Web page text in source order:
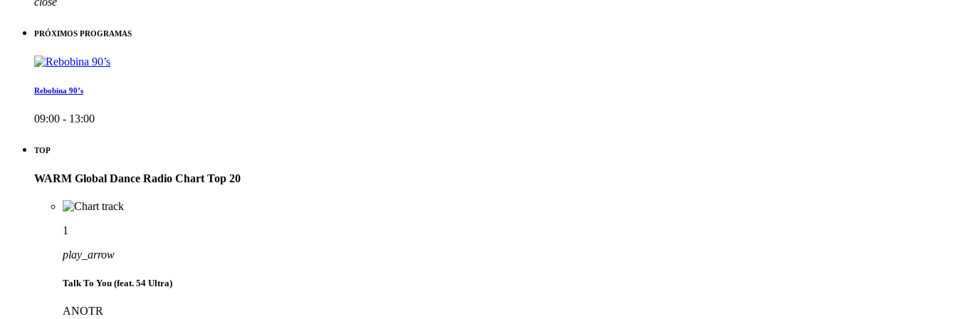
PRÓXIMOS PROGRAMAS
Rebobina 90’s
09:00 - 13:00
TOP
WARM Global Dance Radio Chart Top 20
1
play_arrow
Talk To You (feat. 54 Ultra)
ANOTR